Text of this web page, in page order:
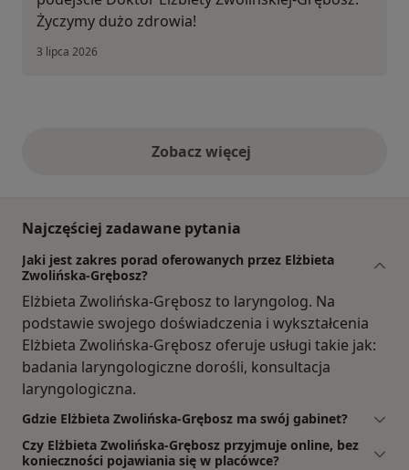
Życzymy dużo zdrowia!
3 lipca 2026
Zobacz więcejopinie powyżej
Najczęściej zadawane pytania
Jaki jest zakres porad oferowanych przez Elżbieta
Zwolińska-Grębosz?
Elżbieta Zwolińska-Grębosz to laryngolog. Na
podstawie swojego doświadczenia i wykształcenia
Elżbieta Zwolińska-Grębosz oferuje usługi takie jak:
badania laryngologiczne dorośli, konsultacja
laryngologiczna.
Gdzie Elżbieta Zwolińska-Grębosz ma swój gabinet?
Czy Elżbieta Zwolińska-Grębosz przyjmuje online, bez
konieczności pojawiania się w placówce?